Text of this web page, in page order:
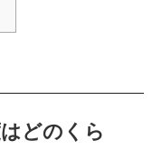
どのくら